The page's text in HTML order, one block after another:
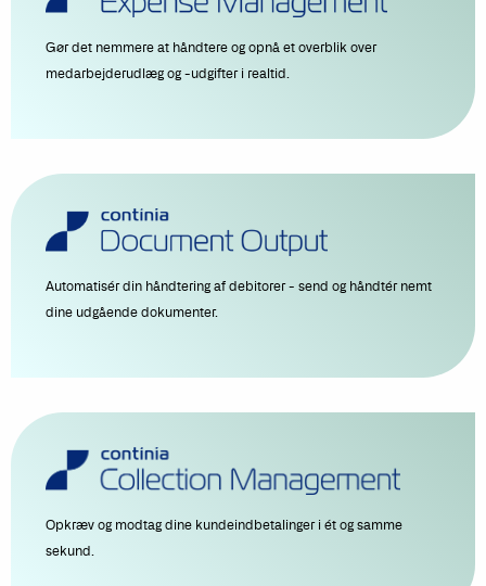
Gør det nemmere at håndtere og opnå et overblik over
medarbejderudlæg og -udgifter i realtid.
Automatisér din håndtering af debitorer - send og håndtér nemt
dine udgående dokumenter.
Opkræv og modtag dine kundeindbetalinger i ét og samme
sekund.